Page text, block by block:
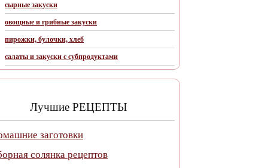
сырные закуски
овощные и грибные закуски
пирожки, булочки, хлеб
салаты и закуски с субпродуктами
Лучшие РЕЦЕПТЫ
заготовки
солянка рецептов